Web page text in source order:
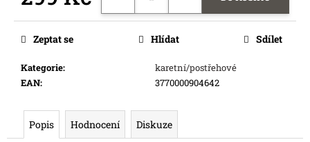
Kategorie:
karetní/postřehové
EAN: 3770000904642
Zeptat se Hlídat Sdílet
Popis Hodnocení Diskuze
u
j
e
e
SWU
ASHES